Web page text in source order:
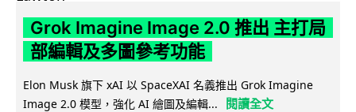
Grok Imagine Image 2.0 推出 主打局
部編輯及多圖參考功能
Elon Musk 旗下 xAI 以 SpaceXAI 名義推出 Grok Imagine
Image 2.0 模型，強化 AI 繪圖及編輯...
閱讀全文